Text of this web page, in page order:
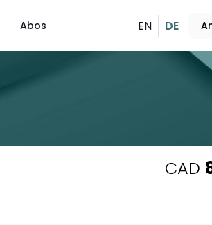
Abos EN DE
CAD